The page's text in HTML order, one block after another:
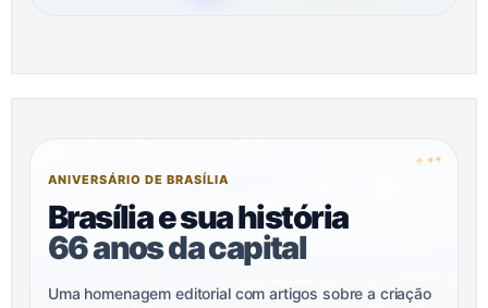
✦ ✦✦
ANIVERSÁRIO DE BRASÍLIA
Brasília e sua história
66 anos da capital
Uma homenagem editorial com artigos sobre a criação